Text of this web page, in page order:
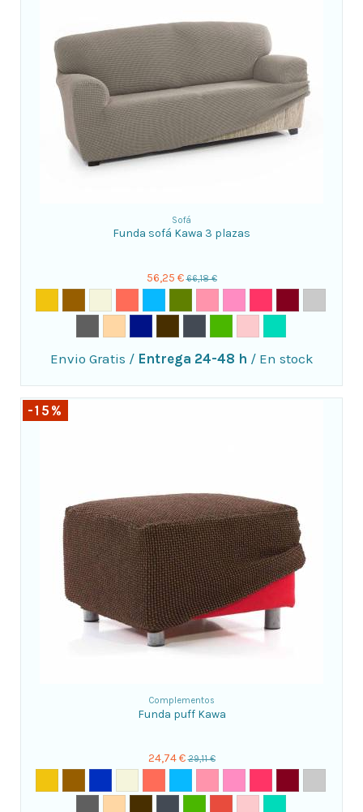
Sofá
Funda sofá Kawa 3 plazas
56,25 € 66,18 €
Envio Gratis / Entrega 24-48 h / En stock
-15%
Complementos
Funda puff Kawa
24,74 € 29,11 €